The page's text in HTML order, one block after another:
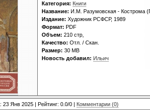
Категория: Книги
Название: И.М. Разумовская - Кострома
Издание: Художник РСФСР, 1989
Формат: PDF
Объем: 210 стр,
Качество: Отл. / Скан.
Размер: 30 МВ
Новость добавил: Ильич
23 Янв 2025 | Рейтинг: 0.0/0 | Комментарии (0)